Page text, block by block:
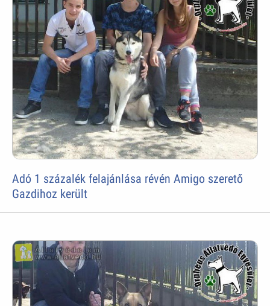
Adó 1 százalék felajánlása révén Amigo szerető
Gazdihoz került